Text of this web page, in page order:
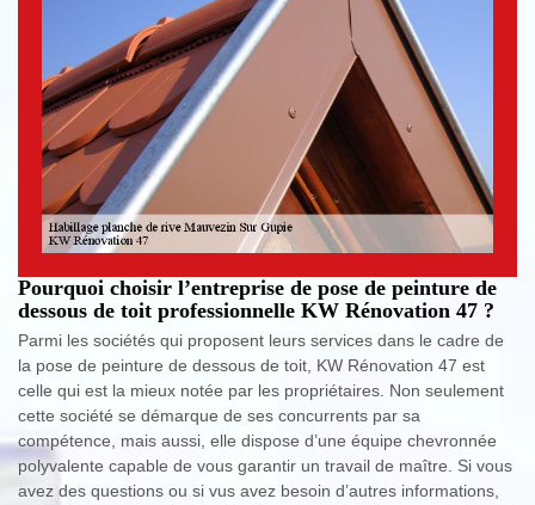
Pourquoi choisir l’entreprise de pose de peinture de
dessous de toit professionnelle KW Rénovation 47 ?
Parmi les sociétés qui proposent leurs services dans le cadre de
la pose de peinture de dessous de toit, KW Rénovation 47 est
celle qui est la mieux notée par les propriétaires. Non seulement
cette société se démarque de ses concurrents par sa
compétence, mais aussi, elle dispose d’une équipe chevronnée
polyvalente capable de vous garantir un travail de maître. Si vous
avez des questions ou si vus avez besoin d’autres informations,